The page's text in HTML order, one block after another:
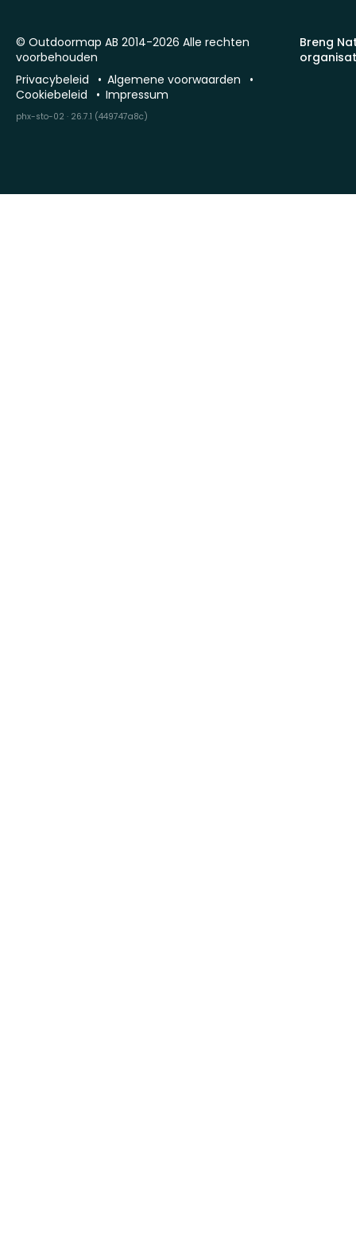
Breng
© Outdoormap AB 2014-2026 Alle rechten
voorbehouden
Privacybeleid
Algemene voorwaarden
Cookiebeleid
Impressum
phx-sto-02 · 26.7.1 (449747a8c)